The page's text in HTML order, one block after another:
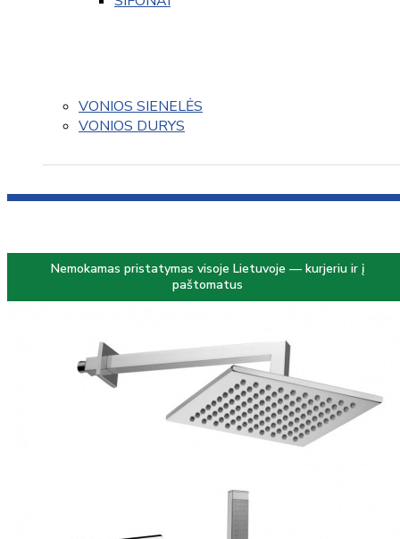
VONIOS SIENELĖS
VONIOS DURYS
Nemokamas pristatymas visoje Lietuvoje — kurjeriu ir į
paštomatus